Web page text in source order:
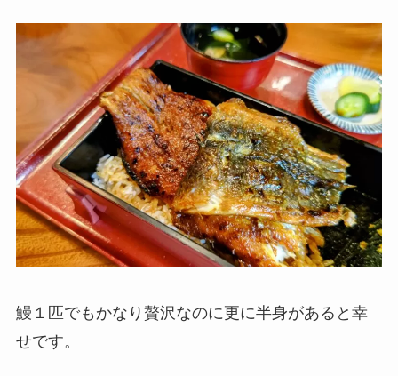
鰻１匹でもかなり贅沢なのに更に半身があると幸
せです。